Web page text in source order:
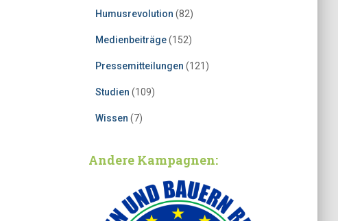
Humusrevolution (82)
Medienbeiträge(152)
Pressemitteilungen (121)
Studien (109)
Wissen (7)
Andere Kampagnen: